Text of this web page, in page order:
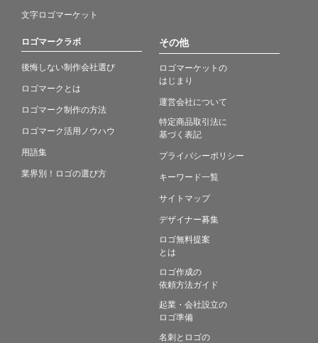
文字ロゴマーケット
ロゴマークラボ
後悔しない制作会社選び
ロゴマークとは
ロゴマーク制作の方法
ロゴマーク活用ノウハウ
用語集
業界別！ロゴの選び方
その他
ロゴマーケットの
はじまり
運営会社について
特定商品取引法に
基づく表記
プライバシーポリシー
キーワード一覧
サイトマップ
デザイナー募集
ロゴ無料提案
とは
ロゴ作成の
依頼方法ガイド
起業・会社設立の
ロゴ準備
名刺とロゴの